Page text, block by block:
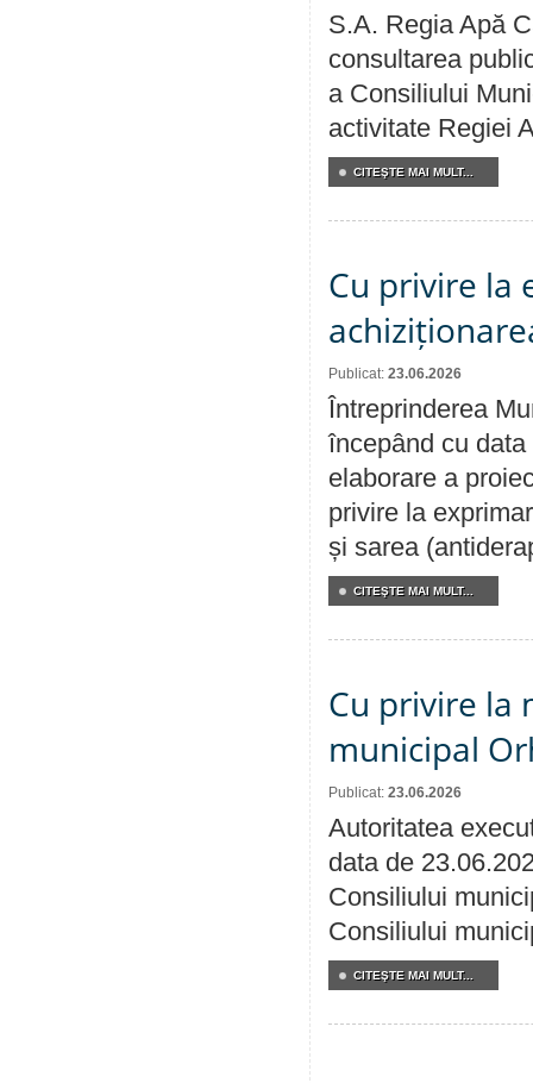
S.A. Regia Apă
consultarea
a Consiliului
activitate Regiei
CITEŞTE MAI MULT...
Cu privire la
Publicat: 23.06.2026
Întreprinderea
începând cu
elaborare a
privire la
și sarea
CITEŞTE MAI MULT...
Cu privire la
municipal
Publicat: 23.06.2026
Autoritatea
data de
Consiliului
Consiliului
CITEŞTE MAI MULT...